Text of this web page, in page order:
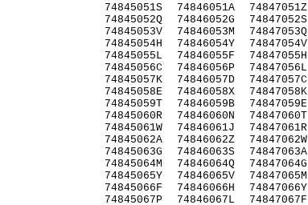
74845051S
74845052Q
74845053V
74845054H
74845055L
74845056C
74845057K
74845058E
74845059T
74845060R
74845061W
74845062A
74845063G
74845064M
74845065Y
74845066F
74845067P
74846051A
74846052G
74846053M
74846054Y
74846055F
74846056P
74846057D
74846058X
74846059B
74846060N
74846061J
74846062Z
74846063S
74846064Q
74846065V
74846066H
74846067L
74847051Z
74847052S
74847053Q
74847054V
74847055H
74847056L
74847057C
74847058K
74847059E
74847060T
74847061R
74847062W
74847063A
74847064G
74847065M
74847066Y
74847067F